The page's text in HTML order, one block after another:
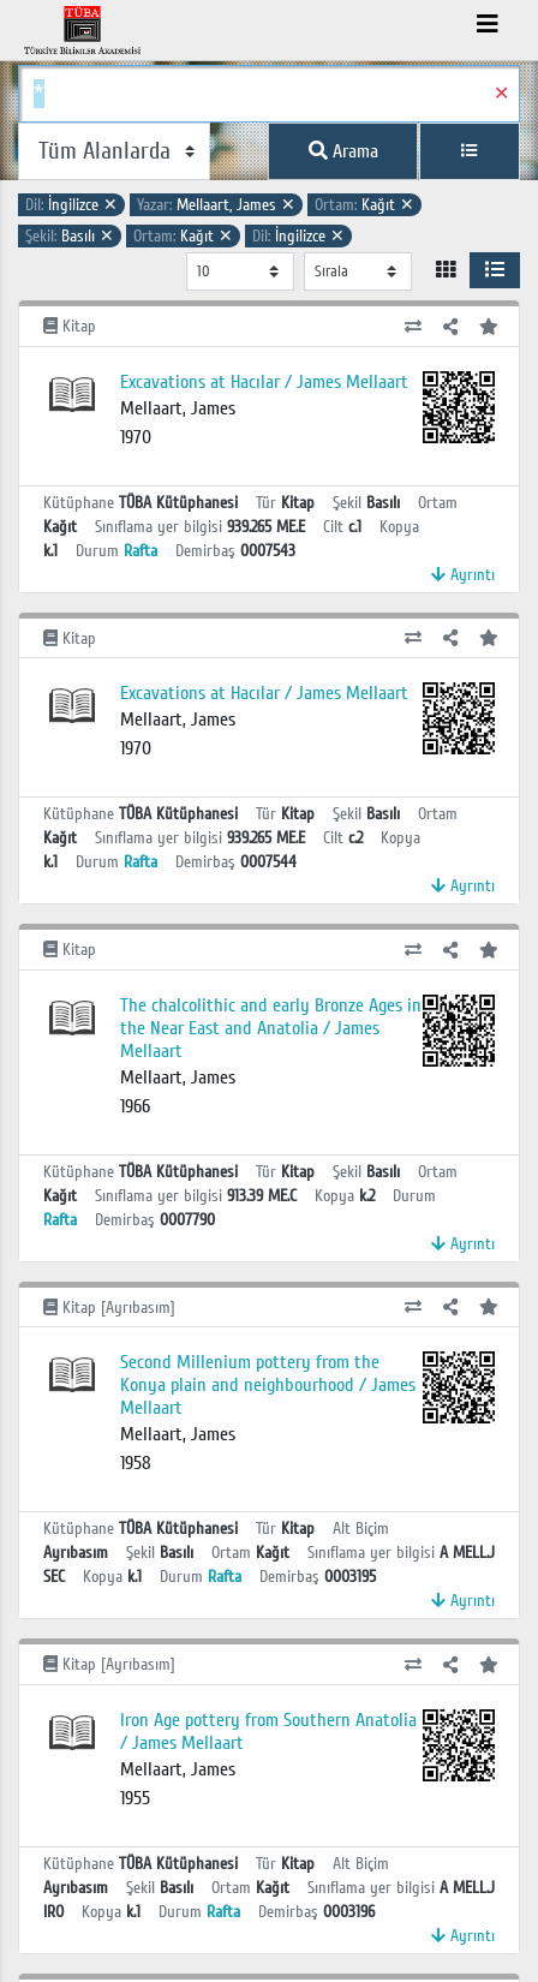
✕
Arama
Dil: İngilizce ✕ Yazar: Mellaart, James ✕ Ortam: Kağıt ✕
Şekil: Basılı ✕ Ortam: Kağıt ✕ Dil: İngilizce ✕
Kitap
Excavations at Hacılar / James Mellaart
Mellaart, James
1970
Kütüphane TÜBA Kütüphanesi Tür Kitap Şekil Basılı
Ortam
Kağıt
Sınıflama yer bilgisi 939.265 ME.E Cilt c.1
Kopya
k.1
Durum Rafta Demirbaş 0007543
Ayrıntı
Kitap
Excavations at Hacılar / James Mellaart
Mellaart, James
1970
Kütüphane TÜBA Kütüphanesi Tür Kitap Şekil Basılı
Ortam
Kağıt
Sınıflama yer bilgisi 939.265 ME.E Cilt c.2
Kopya
k.1
Durum Rafta Demirbaş 0007544
Ayrıntı
Kitap
The chalcolithic and early Bronze Ages in
the Near East and Anatolia / James
Mellaart
Mellaart, James
1966
Kütüphane TÜBA Kütüphanesi Tür Kitap Şekil Basılı
Ortam
Kağıt
Sınıflama yer bilgisi 913.39 ME.C Kopya k.2
Durum
Rafta
Demirbaş 0007790
Ayrıntı
Kitap [Ayrıbasım]
Second Millenium pottery from the
Konya plain and neighbourhood / James
Mellaart
Mellaart, James
1958
Kütüphane TÜBA Kütüphanesi Tür Kitap
Alt Biçim
Ayrıbasım
Şekil Basılı Ortam Kağıt Sınıflama yer bilgisi A MELL.J
SEC
Kopya k.1 Durum Rafta Demirbaş 0003195
Ayrıntı
Kitap [Ayrıbasım]
Iron Age pottery from Southern Anatolia
/ James Mellaart
Mellaart, James
1955
Kütüphane TÜBA Kütüphanesi Tür Kitap
Alt Biçim
Ayrıbasım
Şekil Basılı Ortam Kağıt Sınıflama yer bilgisi A MELL.J
IRO
Kopya k.1 Durum Rafta Demirbaş 0003196
Ayrıntı